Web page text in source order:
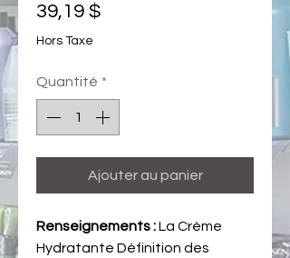
39,19 $
Hors Taxe
Quantité *
Ajouter au panier
Renseignements :La Crème
Hydratante Définition des